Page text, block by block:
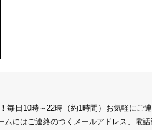
毎日10時～22時（約1時間）お気軽にご
にはご連絡のつくメールアドレス、電話